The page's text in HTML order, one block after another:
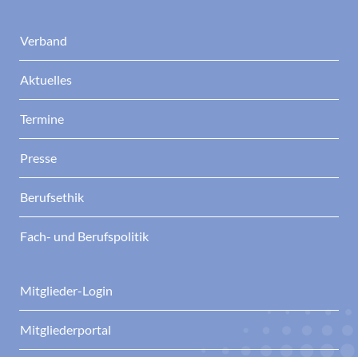
Verband
Aktuelles
Termine
Presse
Berufsethik
Fach- und Berufspolitik
Mitglieder-Login
Mitgliederportal